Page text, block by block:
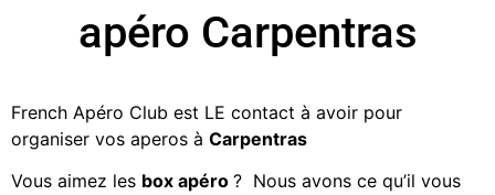
apéro Carpentras
French Apéro Club est LE contact à avoir pour
organiser vos aperos à Carpentras
Vous aimez les box apéro ? Nous avons ce qu’il vous